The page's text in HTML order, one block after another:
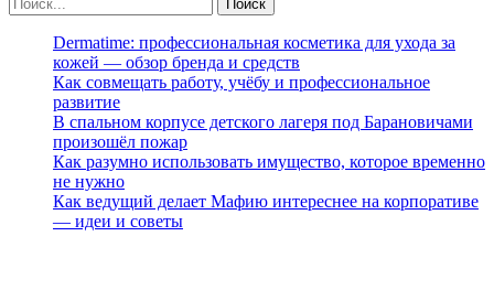
Dermatime: профессиональная косметика для ухода за
кожей — обзор бренда и средств
Как совмещать работу, учёбу и профессиональное
развитие
В спальном корпусе детского лагеря под Барановичами
произошёл пожар
Как разумно использовать имущество, которое временно
не нужно
Как ведущий делает Мафию интереснее на корпоративе
— идеи и советы